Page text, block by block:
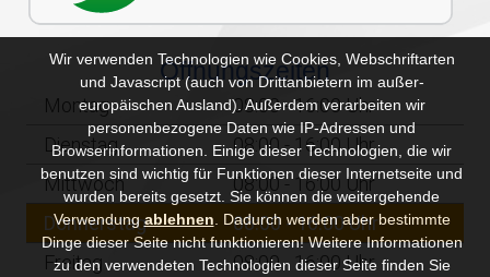
Öffnungszeiten
Montag
08:00 - 16:00 Uhr
Dienstag
08:00 - 16:00 Uhr
Mittwoch
08:00 - 16:00 Uhr
Donnerstag
08:00 - 16:00 Uhr
Freitag
08:00 - 16:00 Uhr
Wir verwenden Technologien wie Cookies, Webschriftarten
und Javascript (auch von Drittanbietern im außer-
europäischen Ausland). Außerdem verarbeiten wir
personenbezogene Daten wie IP-Adressen und
Browserinformationen. Einige dieser Technologien, die wir
benutzen sind wichtig für Funktionen dieser Internetseite und
wurden bereits gesetzt. Sie können die weitergehende
Verwendungablehnen
Dadurch werden aber bestimmte
Dinge dieser Seite nicht funktionieren! Weitere Informationen
zu den verwendeten Technologien dieser Seite finden Sie